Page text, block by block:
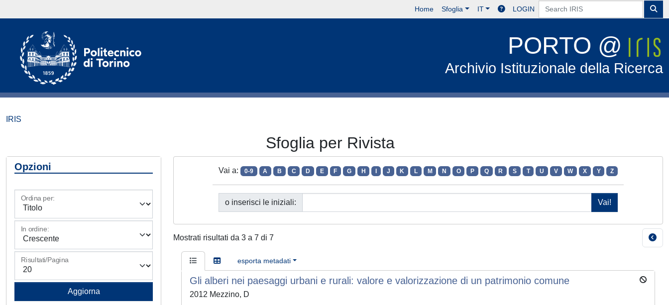
Home Sfoglia IT LOGIN
PORTO @
Archivio Istituzionale della Ricerca
IRIS
Sfoglia per Rivista
Opzioni
Ordina per:
In ordine:
Risultati/Pagina
Vai a: 0-9 A B C D E F G H J K L M N O P Q R S T U V W X Y Z
o inserisci le iniziali:
Mostrati risultati da 3 a 7 di 7
esporta metadati
Gli alberi nei paesaggi urbani e rurali: valore e valorizzazione di un patrimonio comune
2012 Mezzino, D